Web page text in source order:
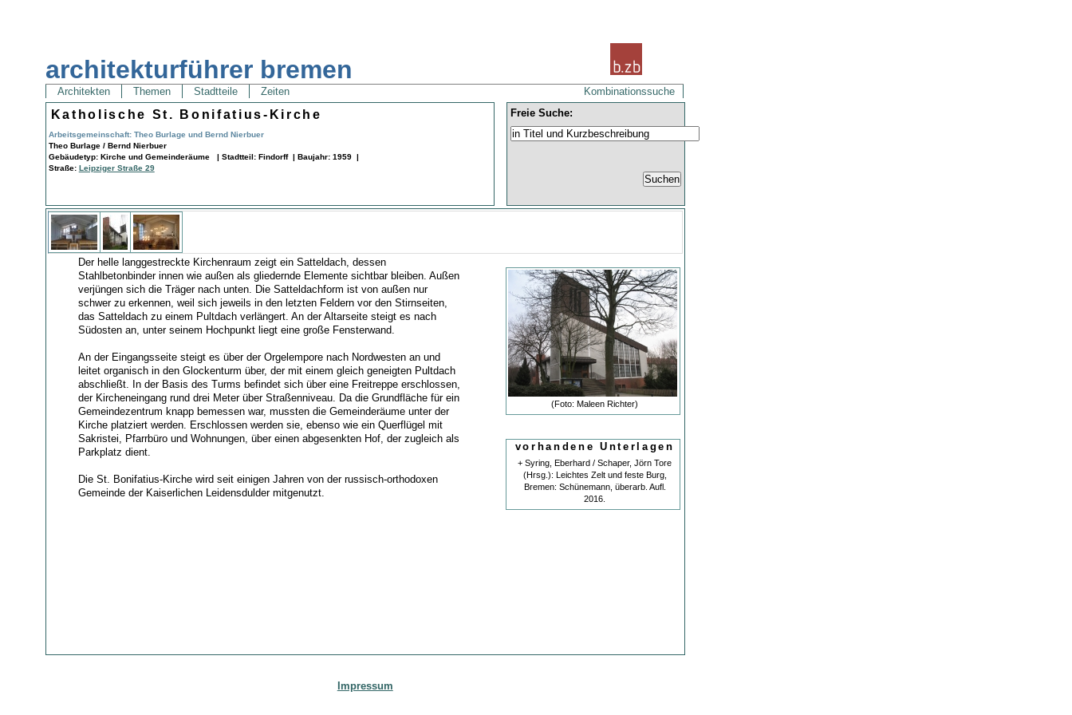
architekturführer bremen
Architekten Themen Stadtteile Zeiten Kombinationssuche
Katholische St. Bonifatius-Kirche
Arbeitsgemeinschaft: Theo Burlage und Bernd Nierbuer
Theo Burlage / Bernd Nierbuer
Gebäudetyp: Kirche und Gemeinderäume | Stadtteil: Findorff | Baujahr: 1959 |
Straße: Leipziger Straße 29
Freie Suche:
(Foto: Maleen Richter)
vorhandene Unterlagen
+ Syring, Eberhard / Schaper, Jörn Tore
(Hrsg.): Leichtes Zelt und feste Burg,
Bremen: Schünemann, überarb. Aufl.
2016.
Der helle langgestreckte Kirchenraum zeigt ein Satteldach, dessen
Stahlbetonbinder innen wie außen als gliedernde Elemente sichtbar bleiben. Außen
verjüngen sich die Träger nach unten. Die Satteldachform ist von außen nur
schwer zu erkennen, weil sich jeweils in den letzten Feldern vor den Stirnseiten,
das Satteldach zu einem Pultdach verlängert. An der Altarseite steigt es nach
Südosten an, unter seinem Hochpunkt liegt eine große Fensterwand.
An der Eingangsseite steigt es über der Orgelempore nach Nordwesten an und
leitet organisch in den Glockenturm über, der mit einem gleich geneigten Pultdach
abschließt. In der Basis des Turms befindet sich über eine Freitreppe erschlossen,
der Kircheneingang rund drei Meter über Straßenniveau. Da die Grundfläche für ein
Gemeindezentrum knapp bemessen war, mussten die Gemeinderäume unter der
Kirche platziert werden. Erschlossen werden sie, ebenso wie ein Querflügel mit
Sakristei, Pfarrbüro und Wohnungen, über einen abgesenkten Hof, der zugleich als
Parkplatz dient.
Die St. Bonifatius-Kirche wird seit einigen Jahren von der russisch-orthodoxen
Gemeinde der Kaiserlichen Leidensdulder mitgenutzt.
Impressum